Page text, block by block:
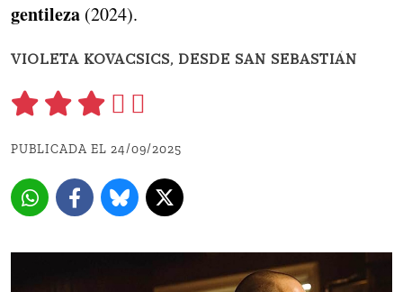
gentileza (2024).
VIOLETA KOVACSICS, DESDE SAN SEBASTIÁN
PUBLICADA EL 24/09/2025